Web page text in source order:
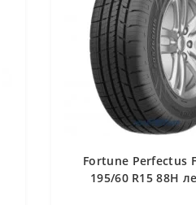
Fortune Perfectus
195/60 R15 88H